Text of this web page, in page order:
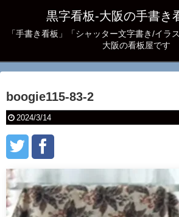
黒字看板‐大阪の手書き
「手書き看板」「シャッター文字書き/イラ
大阪の看板屋です
boogie115-83-2
2024/3/14